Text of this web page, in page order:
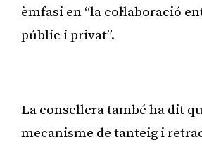
èmfasi en “la col·laboració
públic i privat”.
La consellera també ha dit
mecanisme de tanteig i